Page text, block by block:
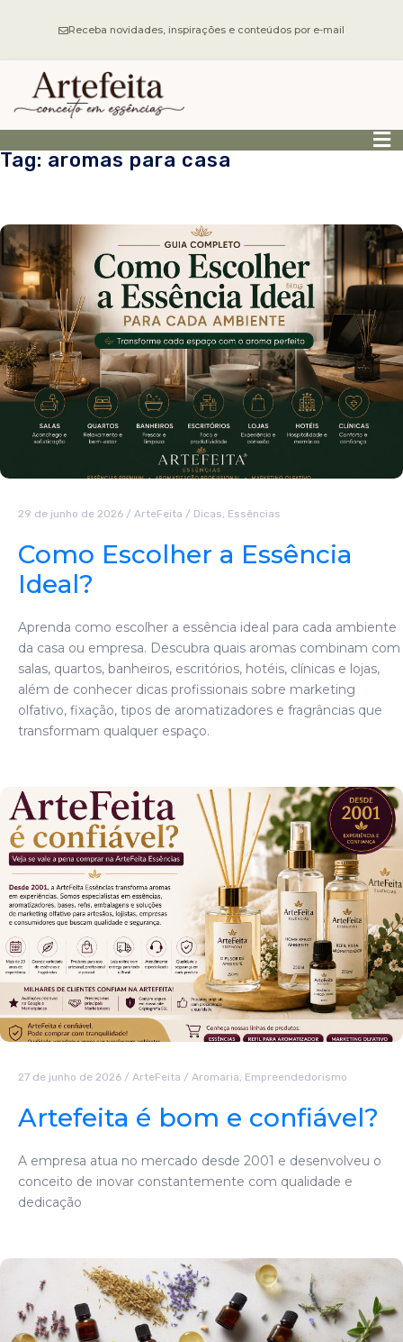
Receba novidades, inspirações e conteúdos por e-mail
Tag: aromas para casa
29 de junho de 2026 / ArteFeita / Dicas, Essências
Como Escolher a Essência
Ideal?
Aprenda como escolher a essência ideal para cada ambiente
da casa ou empresa. Descubra quais aromas combinam com
salas, quartos, banheiros, escritórios, hotéis, clínicas e lojas,
além de conhecer dicas profissionais sobre marketing
olfativo, fixação, tipos de aromatizadores e fragrâncias que
transformam qualquer espaço.
27 de junho de 2026 / ArteFeita / Aromaria Empreendedorismo
Artefeita é bom e confiável?
A empresa atua no mercado desde 2001 e desenvolveu o
conceito de inovar constantemente com qualidade e
dedicação